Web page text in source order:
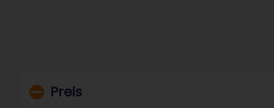
Preis